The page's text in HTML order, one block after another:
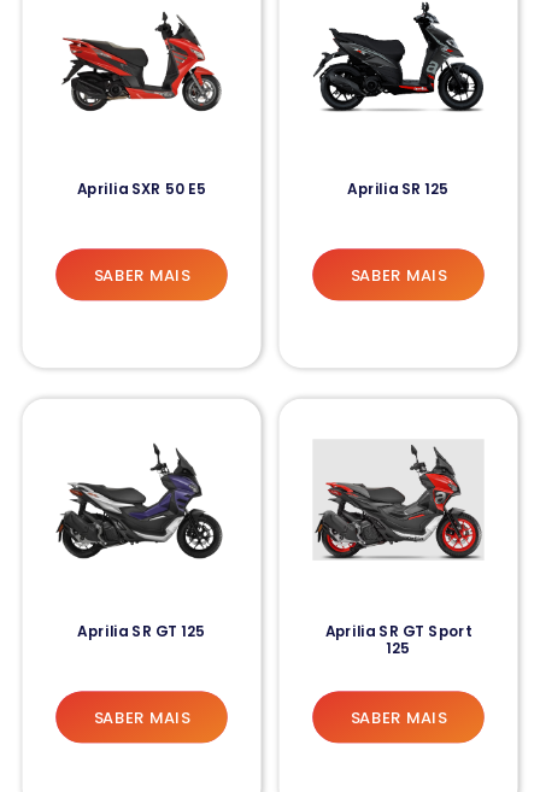
Aprilia SXR 50 E5
SABER MAIS
Aprilia SR 125
SABER MAIS
Aprilia SR GT 125
SABER MAIS
Aprilia SR GT Sport
125
SABER MAIS